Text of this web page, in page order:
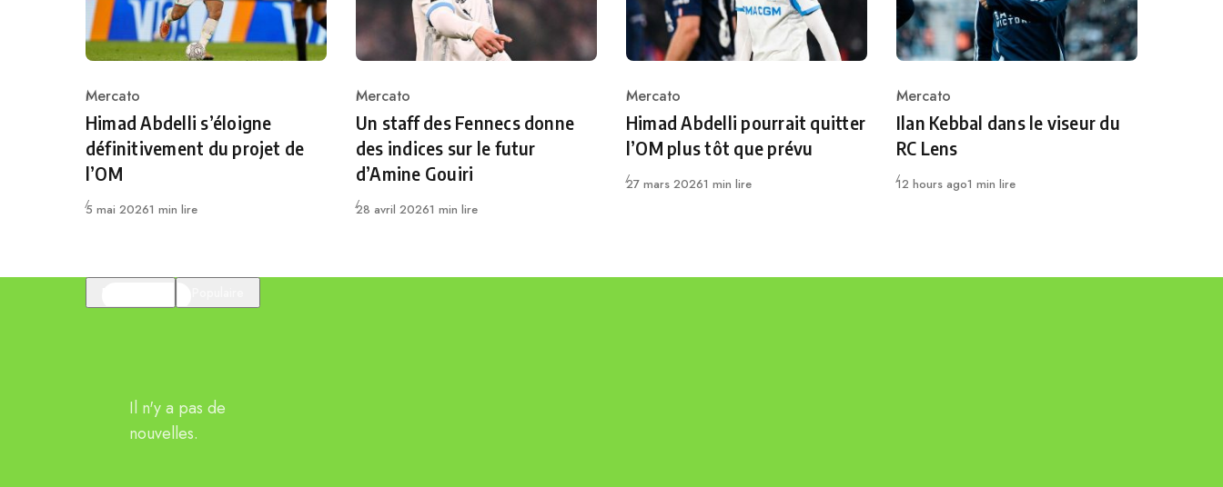
Category
Mercato
Himad Abdelli s’éloigne
définitivement du projet de
l’OM
Publié
5 mai 20261 min lire
Category
Mercato
Un staff des Fennecs donne
des indices sur le futur
d’Amine Gouiri
Publié
28 avril 20261 min lire
Category
Mercato
Himad Abdelli pourrait quitter
l’OM plus tôt que prévu
Publié
27 mars 20261 min lire
Category
Mercato
Ilan Kebbal dans le viseur du
RC Lens
Publié
12 hours ago1 min lire
Il n'y a pas de
nouvelles.